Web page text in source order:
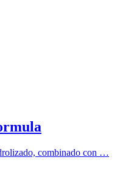
combinado con …